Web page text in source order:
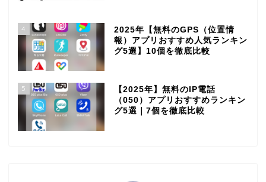
4
2025年【無料のGPS（位置情
報）アプリおすすめ人気ランキン
グ5選】10個を徹底比較
5
【2025年】無料のIP電話
（050）アプリおすすめランキン
グ5選｜7個を徹底比較